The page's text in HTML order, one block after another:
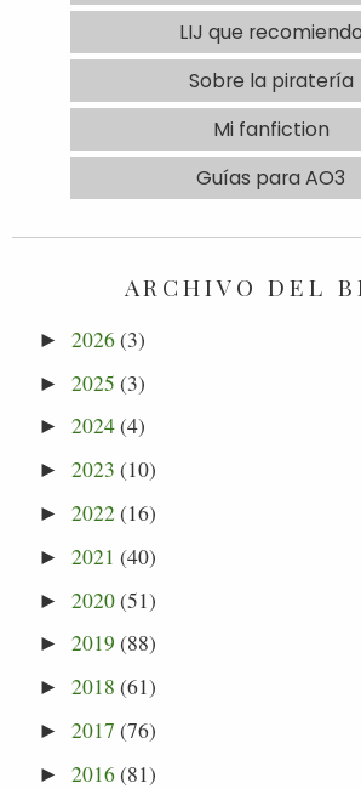
LIJ que recomiendo
Sobre la piratería
Mi fanfiction
Guías para AO3
ARCHIVO DEL
►2026(3)
►2025 (3)
►2024(4)
►2023 (10)
►2022(16)
►2021 (40)
►2020(51)
►2019 (88)
►2018 (61)
►2017 (76)
►2016(81)